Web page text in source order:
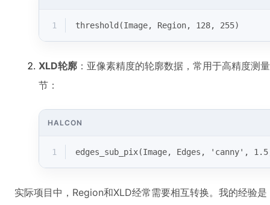
1 threshold(Image, Region, 128, 255)
XLD轮廓 ：亚像素精度的轮廓数据，常用于高精度测
节：
HALCON
1 edges_sub_pix(Image, Edges, 'canny',
实际项目中，Region和XLD经常需要相互转换。我的经验